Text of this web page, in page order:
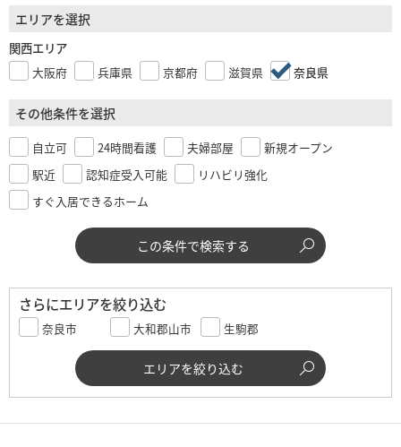
エリアを選択
関西エリア
大阪府 兵庫県 京都府 滋賀県 奈良県
その他条件を選択
自立可 24時間看護 夫婦部屋
新規オープン
駅近
認知症受入可能
リハビリ強化
すぐ入居できるホーム
この条件で検索する
さらにエリアを絞り込む
奈良市 大和郡山市 生駒郡
エリアを絞り込む